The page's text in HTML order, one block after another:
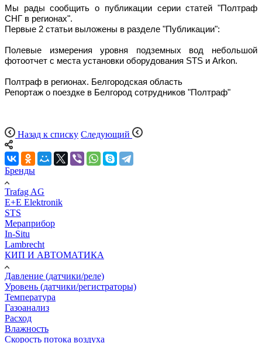
Мы рады сообщить о публикации серии статей "Полтраф
СНГ в регионах".
Первые 2 статьи выложены в разделе "Публикации":
Полевые измерения уровня подземных вод небольшой
фотоотчет с места установки оборудования STS и Arkon.
Полтраф в регионах. Белгородская область
Репортаж о поездке в Белгород сотрудников "Полтраф"
Назад к списку Следующий
Бренды
Trafag AG
E+E Elektronik
STS
Мераприбор
In-Situ
Lambrecht
КИП И АВТОМАТИКА
Давление (датчики/реле)
Уровень (датчики/регистраторы)
Температура
Газоанализ
Расход
Влажность
Скорость потока воздуха